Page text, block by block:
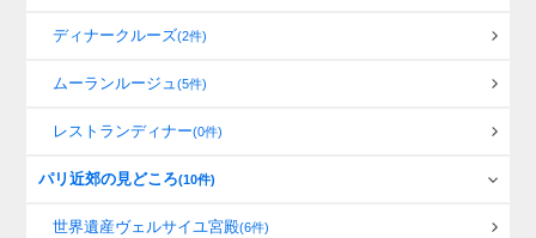
ディナークルーズ(2件)
ムーランルージュ(5件)
レストランディナー(0件)
パリ近郊の見どころ(10件)
世界遺産ヴェルサイユ宮殿(6件)